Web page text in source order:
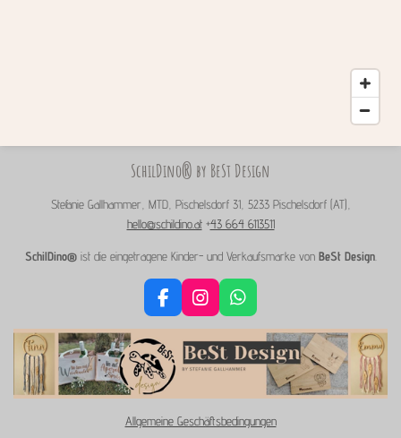
SchilDino® by BeSt Design
Stefanie Gallhammer, MTD, Pischelsdorf 31, 5233 Pischelsdorf (AT),
hello@schildino.at+43 664 6113511
SchilDino®ist die eingetragene Kinder- und Verkaufsmarke vonBeSt Design.
F
a
c
e
b
o
k
I
n
s
t
a
a
W
h
a
t
s
p
Allgemeine Geschäftsbedingungen